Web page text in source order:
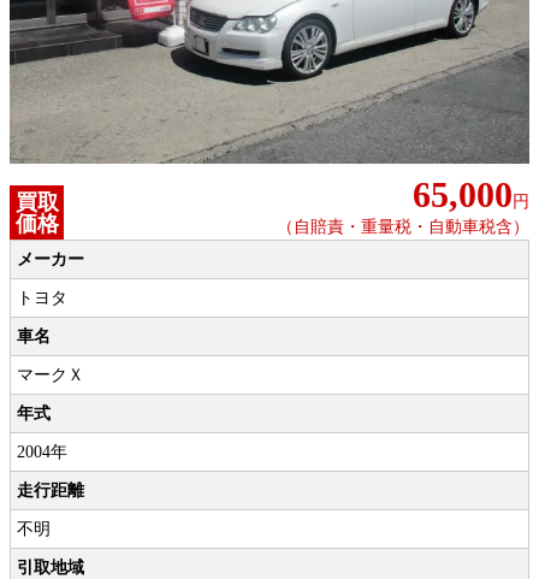
買取
価格
65,000 円
（自賠責・重量税・自動車税含）
メーカー
トヨタ
車名
マークＸ
年式
2004年
走行距離
不明
引取地域